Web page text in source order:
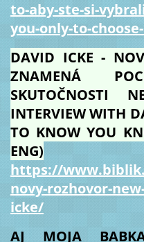
to-aby-ste-si-
you-only-to-
DAVID ICKE -
ZNAMENÁ
SKUTOČNOSTI
INTERVIEW WITH
TO KNOW YOU
ENG)
https://
novy-rozhovor-
icke/
AJ MOJA